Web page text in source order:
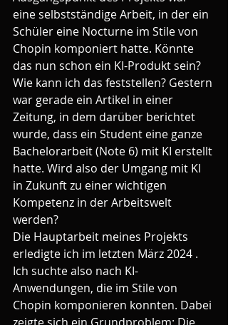
eine selbstständige Arbeit, in der ein
Schüler eine Nocturne im Stile von
Chopin komponiert hatte. Könnte
das nun schon ein KI-Produkt sein?
Wie kann ich das feststellen? Gestern
war gerade ein Artikel in einer
Zeitung, in dem darüber berichtet
wurde, dass ein Student eine ganze
Bachelorarbeit (Note 6) mit KI erstellt
hatte. Wird also der Umgang mit KI
in Zukunft zu einer wichtigen
Kompetenz in der Arbeitswelt
werden?
Die Hauptarbeit meines Projekts
erledigte ich im letzten März 2024 .
Ich suchte also nach KI-
Anwendungen, die im Stile von
Chopin komponieren konnten. Dabei